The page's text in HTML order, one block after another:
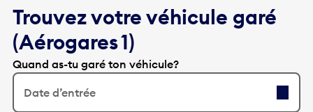
Trouvez votre véhicule garé
(Aérogares 1)
Quand as-tu garé ton véhicule?
Date d’entrée